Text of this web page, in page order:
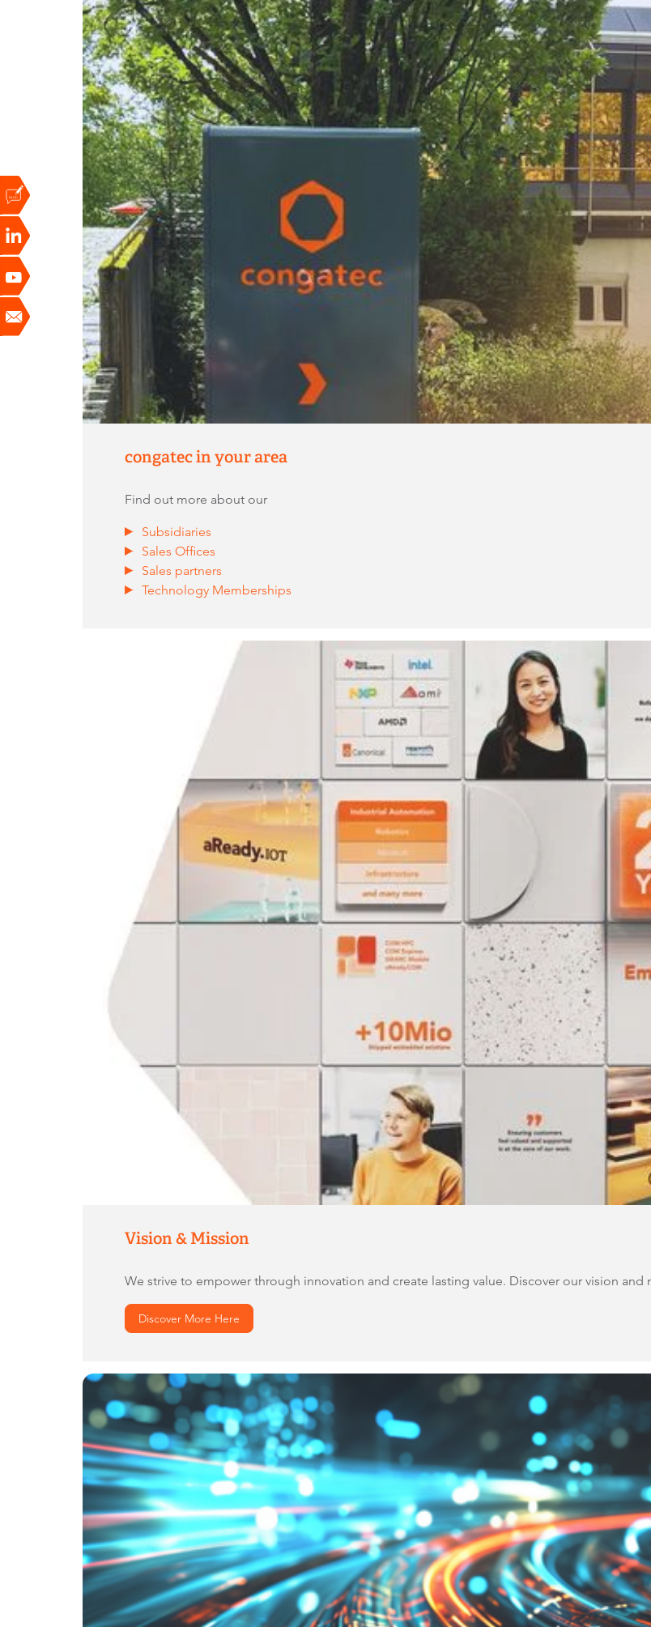
congatec in your area
Find out more about our
Subsidiaries
Sales Offices
Sales partners
Technology Memberships
Vision & Mission
We strive to empower through innovation and create lasting value. Discover our vision and
Discover More Here